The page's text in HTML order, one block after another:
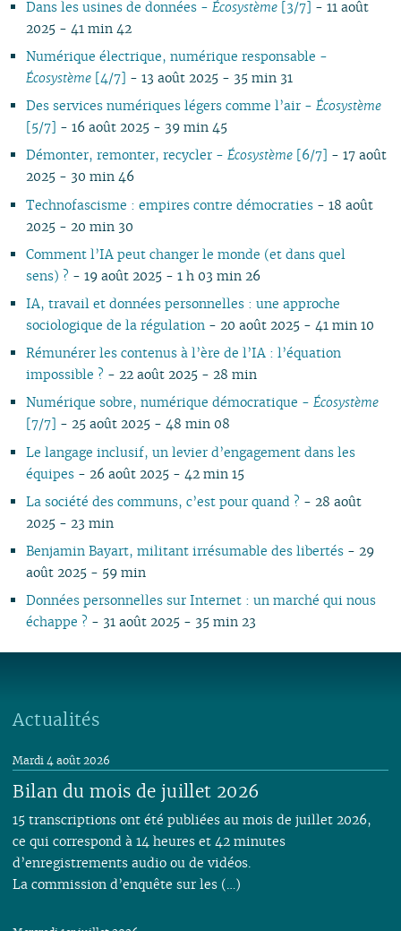
02
01
02
01
02
02
02
02
02
02
03
02
02 03
03
01
Dans les usines de données - Écosystème[3/7] - 11 août
2025 - 41 min 42
Numérique électrique, numérique responsable -
Écosystème[4/7] - 13 août 2025 - 35 min 31
Des services numériques légers comme l’air - Écosystème
[5/7] - 16 août 2025 - 39 min 45
Démonter, remonter, recycler - Écosystème[6/7] - 17 août
2025 - 30 min 46
Technofascisme : empires contre démocraties- 18 août
2025 - 20 min 30
Comment l’IA peut changer le monde (et dans quel
sens) ? - 19 août 2025 - 1 h 03 min 26
IA, travail et données personnelles : une approche
sociologique de la régulation - 20 août 2025 - 41 min 10
Rémunérer les contenus à l’ère de l’IA : l’équation
impossible ? - 22 août 2025 - 28 min
Numérique sobre, numérique démocratique - Écosystème
[7/7] - 25 août 2025 - 48 min 08
Le langage inclusif, un levier d’engagement dans les
équipes - 26 août 2025 - 42 min 15
La société des communs, c’est pour quand ? - 28 août
2025 - 23 min
Benjamin Bayart, militant irrésumable des libertés- 29
août 2025 - 59 min
Données personnelles sur Internet : un marché qui nous
échappe ? - 31 août 2025 - 35 min 23
Actualités
Bilan du mois de juillet 2026
Mardi 4 août 2026
15 transcriptions ont été publiées au mois de juillet 2026,
ce qui correspond à 14 heures et 42 minutes
d’enregistrements audio ou de vidéos.
La commission d’enquête sur les (…)